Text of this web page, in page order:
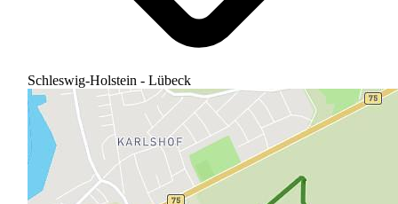
Schleswig-Holstein - Lübeck